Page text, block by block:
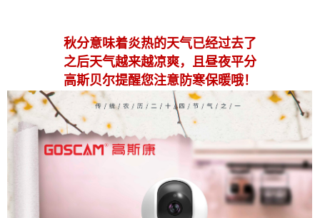
秋分意味着炎热的天气已经过去了
之后天气越来越凉爽，且昼夜平分
高斯贝尔提醒您注意防寒保暖哦！